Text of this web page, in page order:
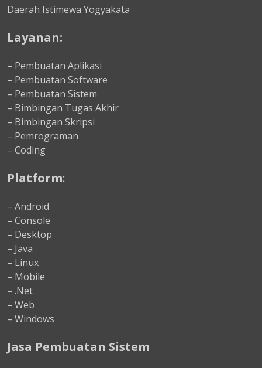
Daerah Istimewa Yogyakata
Layanan:
– Pembuatan Aplikasi
– Pembuatan Software
– Pembuatan Sistem
– Bimbingan Tugas Akhir
– Bimbingan Skripsi
– Pemrograman
– Coding
Platform:
– Android
– Console
– Desktop
– Java
– Linux
– Mobile
– .Net
– Web
– Windows
Jasa Pembuatan Sistem